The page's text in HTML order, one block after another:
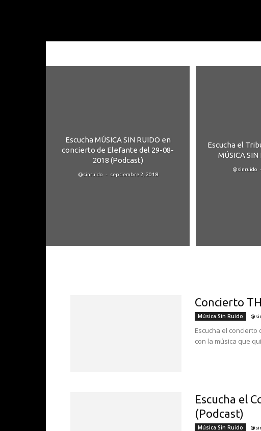
Escucha MÚSICA SIN RUIDO en
concierto de Elefante del 29-08-
2018 (Podcast)
@sinruido - septiembre 2, 2018
Escucha el
MÚSICA
@sinruido
Concierto
Música Sin Ruido
Escucha el
con la música que
Escucha el
(Podcast)
Música Sin Ruido